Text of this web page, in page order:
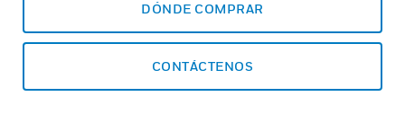
DÓNDE COMPRAR
CONTÁCTENOS